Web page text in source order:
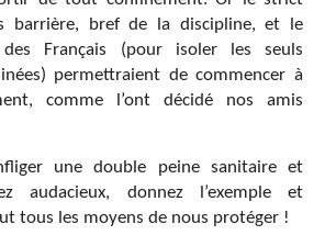
barrière, bref de la discipline, et le
des Français (pour isoler les seuls
permettraient de commencer à
comme l’ont décidé nos amis
une double peine sanitaire et
audacieux, donnez l’exemple et
tous les moyens de nous protéger !